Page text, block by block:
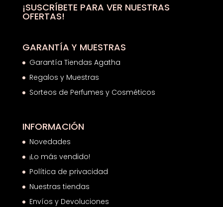
¡SUSCRÍBETE PARA VER NUESTRAS
OFERTAS!
GARANTÍA Y MUESTRAS
Garantía Tiendas Agatha
Regalos y Muestras
Sorteos de Perfumes y Cosméticos
INFORMACIÓN
Novedades
¡Lo más vendido!
Política de privacidad
Nuestras tiendas
Envíos y Devoluciones